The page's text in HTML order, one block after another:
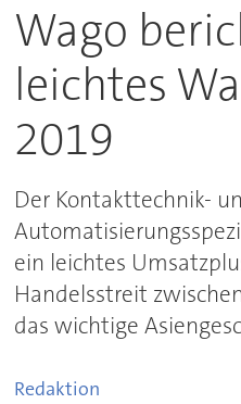
Wago
leichtes
2019
Der Kontakttechnik-
ein leichtes
Handelsstreit
das wichtige
Redaktion